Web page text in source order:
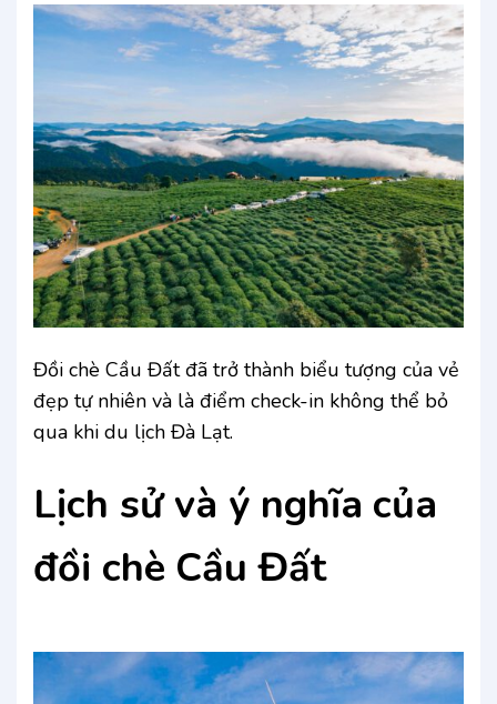
Đồi chè Cầu Đất đã trở thành biểu tượng của vẻ
đẹp tự nhiên và là điểm check-in không thể bỏ
qua khi du lịch Đà Lạt.
Lịch sử và ý nghĩa của
đồi chè Cầu Đất